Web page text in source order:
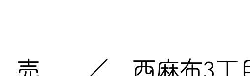
売
／ 西麻布3丁